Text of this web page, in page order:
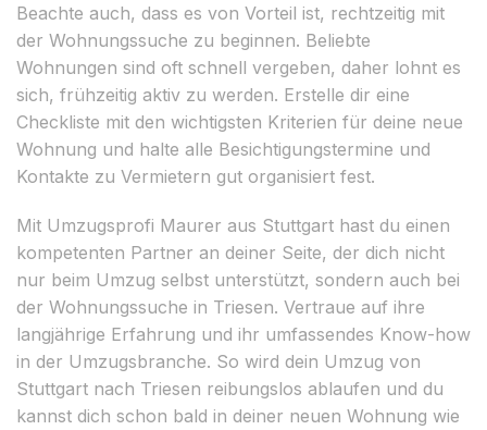
Beachte auch, dass es von Vorteil ist, rechtzeitig mit
der Wohnungssuche zu beginnen. Beliebte
Wohnungen sind oft schnell vergeben, daher lohnt es
sich, frühzeitig aktiv zu werden. Erstelle dir eine
Checkliste mit den wichtigsten Kriterien für deine neue
Wohnung und halte alle Besichtigungstermine und
Kontakte zu Vermietern gut organisiert fest.
Mit Umzugsprofi Maurer aus Stuttgart hast du einen
kompetenten Partner an deiner Seite, der dich nicht
nur beim Umzug selbst unterstützt, sondern auch bei
der Wohnungssuche in Triesen. Vertraue auf ihre
langjährige Erfahrung und ihr umfassendes Know-how
in der Umzugsbranche. So wird dein Umzug von
Stuttgart nach Triesen reibungslos ablaufen und du
kannst dich schon bald in deiner neuen Wohnung wie